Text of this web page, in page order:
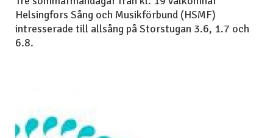
Helsingfors Sång och Musikförbund (HSMF)
intresserade till allsång på Storstugan 3.6, 1.7 och
6.8.